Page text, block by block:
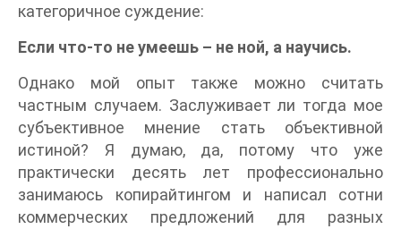
категоричное суждение:
Если что-то не умеешь – не ной, а научись.
Однако мой опыт также можно считать
частным случаем. Заслуживает ли тогда мое
субъективное мнение стать объективной
истиной? Я думаю, да, потому что уже
практически десять лет профессионально
занимаюсь копирайтингом и написал сотни
коммерческих предложений для разных